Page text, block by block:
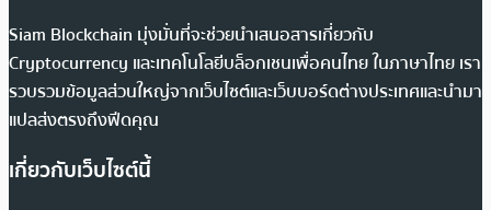
Siam Blockchain มุ่งมั่นที่จะช่วยนำเสนอสารเกี่ยวกับ
Cryptocurrency และเทคโนโลยีบล็อกเชนเพื่อคนไทย ในภาษาไทย เรา
รวบรวมข้อมูลส่วนใหญ่จากเว็บไซต์และเว็บบอร์ดต่างประเทศและนำมา
แปลส่งตรงถึงฟีดคุณ
เกี่ยวกับเว็บไซต์นี้